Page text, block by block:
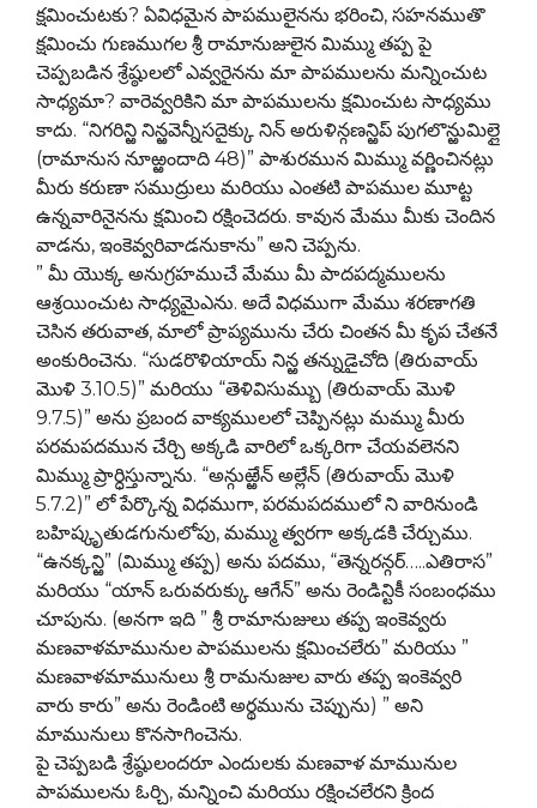
క్షమించుటకు? ఏవిధమైన పాపములైనను భరించి, సహనముతొ
క్షమించు గుణముగల శ్రీ రామానుజులైన మిమ్ము తప్ప పై
చెప్పబడిన శ్రేష్ఠులలో ఎవ్వరైనను మా పాపములను మన్నించుట
సాధ్యమా? వారెవ్వరికిని మా పాపములను క్షమించుట సాధ్యము
కాదు. “నిగరిన్ఱి నిన్ఱవెన్నీసదైక్కు నిన్ అరుళిన్గణన్ఱిప్ పుగలొన్ఱుమిల్లై
(రామానుస నూఱ్ఱందాది 48)” పాశురమున మిమ్ము వర్ణించినట్లు
మీరు కరుణా సముద్రులు మరియు ఎంతటి పాపముల మూట్ట
ఉన్నవారినైనను క్షమించి రక్షించెదరు. కావున మేము మీకు చెందిన
వాడను, ఇంకెవ్వరివాడనుకాను” అని చెప్పను.
” మీ యొక్క అనుగ్రహముచే మేము మీ పాదపద్మములను
ఆశ్రయించుట సాధ్యమైఎను. అదే విధముగా మేము శరణాగతి
చెసిన తరువాత, మాలో ప్రాప్యమును చేరు చింతన మీ కృప చేతనే
అంకురించెను. “సుడరొళియాయ్ నిన్ఱ తన్నుడైచోది (తిరువాయ్
మొళి 3.10.5)” మరియు “తెళివిసుమ్బు (తిరువాయ్ మొళి
9.7.5)” అను ప్రబంద వాక్యములలో చెప్పినట్లు మమ్ము మీరు
పరమపదమున చేర్చి అక్కడి వారిలో ఒక్కరిగా చేయవలెనని
మిమ్ము ప్రార్ధిస్తున్నాను. “అన్గుఱ్ఱేన్ అల్లేన్ (తిరువాయ్ మొళి
5.7.2)” లో పేర్కొన్న విధముగా, పరమపదములో ని వారినుండి
బహిష్కృతుడగునులోపు, మమ్ము త్వరగా అక్కడకి చేర్చుము.
“ఉనక్కన్ఱి” (మిమ్ము తప్ప) అను పదము, “తెన్నరన్గర్…..ఎతిరాస”
మరియు “యాన్ ఒరువరుక్కు ఆగేన్” అను రెండిన్టికీ సంబంధము
చూపును. (అనగా ఇది ” శ్రీ రామానుజులు తప్ప ఇంకెవ్వరు
మణవాళమామునుల పాపములను క్షమించలేరు” మరియు ”
మణవాళమామునులు శ్రీ రామనుజుల వారు తప్ప ఇంకెవ్వరి
వారు కారు” అను రెండింటి అర్థమును చెప్పును) ” అని
మామునులు కొనసాగించెను.
పై చెప్పబడి శ్రేష్ఠులందరూ ఎందులకు మణవాళ మామునుల
పాపములను ఓర్చి, మన్నించి మరియు రక్షించలేరని క్రింద